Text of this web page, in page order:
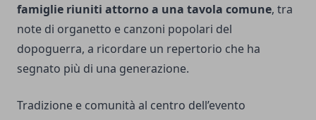
famiglie riuniti attorno a una tavola comune, tra
note di organetto e canzoni popolari del
dopoguerra, a ricordare un repertorio che ha
segnato più di una generazione.
Tradizione e comunità al centro dell’evento